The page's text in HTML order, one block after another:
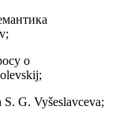
о
G. Vyšeslavceva;